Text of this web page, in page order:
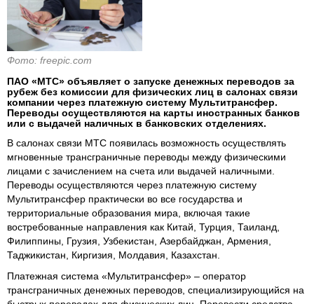
Фото: freepic.com
ПАО «МТС» объявляет о запуске денежных переводов за
рубеж без комиссии для физических лиц в салонах связи
компании через платежную систему Мультитрансфер.
Переводы осуществляются на карты иностранных банков
или с выдачей наличных в банковских отделениях.
В салонах связи МТС появилась возможность осуществлять
мгновенные трансграничные переводы между физическими
лицами с зачислением на счета или выдачей наличными.
Переводы осуществляются через платежную систему
Мультитрансфер практически во все государства и
территориальные образования мира, включая такие
востребованные направления как Китай, Турция, Таиланд,
Филиппины, Грузия, Узбекистан, Азербайджан, Армения,
Таджикистан, Киргизия, Молдавия, Казахстан.
Платежная система «Мультитрансфер» – оператор
трансграничных денежных переводов, специализирующийся на